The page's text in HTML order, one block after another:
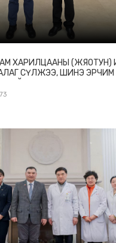
ХАРИЛЦААНЫ (ЖЯОТУН)
СҮЛЖЭЭ, ШИНЭ ЭРЧИМ
ИНЬ ЧӨНЛЯН